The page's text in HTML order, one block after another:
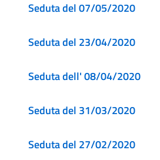
Seduta del 07/05/2020
Seduta del 23/04/2020
Seduta dell' 08/04/2020
Seduta del 31/03/2020
Seduta del 27/02/2020